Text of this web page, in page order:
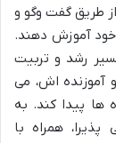
طریق گفت وگو و
خود آموزش دهند.
رشد و تربیت
آموزنده اش، می
ها پیدا کند. به
همراه با